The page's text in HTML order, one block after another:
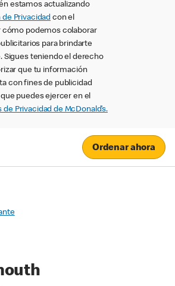
estamos actualizando
Privacidad con el
cómo podemos colaborar
para brindarte
Sigues teniendo el derecho
que tu información
con fines de publicidad
puedes ejercer en el
Privacidad de McDonald’s.
Ordenar ahora